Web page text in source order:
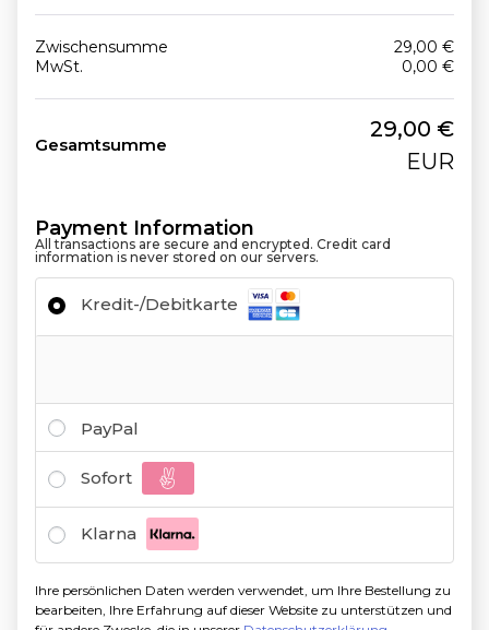
Zwischensumme 29,00 €
MwSt.
0,00 €
Gesamtsumme
29,00 €
EUR
Payment Information
All transactions are secure and encrypted. Credit card
information is never stored on our servers.
Kredit-/Debitkarte
PayPal
Sofort
Klarna
Ihre persönlichen Daten werden verwendet, um Ihre Bestellung zu
bearbeiten, Ihre Erfahrung auf dieser Website zu unterstützen und